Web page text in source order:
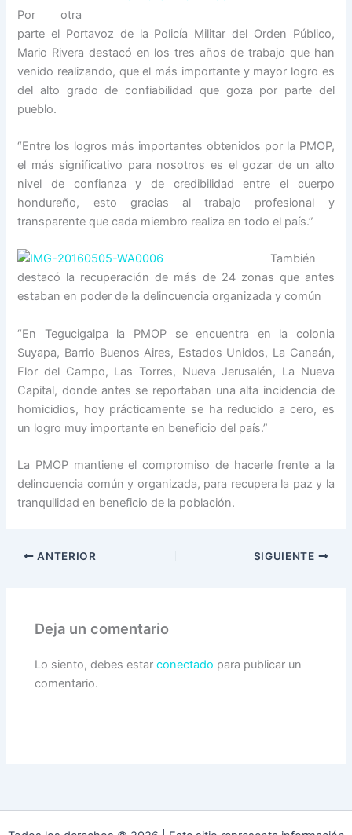
Por otra
parte el Portavoz de la Policía Militar del Orden Público,
Mario Rivera destacó en los tres años de trabajo que han
venido realizando, que el más importante y mayor logro es
del alto grado de confiabilidad que goza por parte del
pueblo.
“Entre los logros más importantes obtenidos por la PMOP,
el más significativo para nosotros es el gozar de un alto
nivel de confianza y de credibilidad entre el cuerpo
hondureño, esto gracias al trabajo profesional y
transparente que cada miembro realiza en todo el país.”
También
destacó la recuperación de más de 24 zonas que antes
estaban en poder de la delincuencia organizada y común
“En Tegucigalpa la PMOP se encuentra en la colonia
Suyapa, Barrio Buenos Aires, Estados Unidos, La Canaán,
Flor del Campo, Las Torres, Nueva Jerusalén, La Nueva
Capital, donde antes se reportaban una alta incidencia de
homicidios, hoy prácticamente se ha reducido a cero, es
un logro muy importante en beneficio del país.”
La PMOP mantiene el compromiso de hacerle frente a la
delincuencia común y organizada, para recupera la paz y la
tranquilidad en beneficio de la población.
ANTERIOR SIGUIENTE
Deja un comentario
Lo siento, debes estarconectado para publicar un
comentario.